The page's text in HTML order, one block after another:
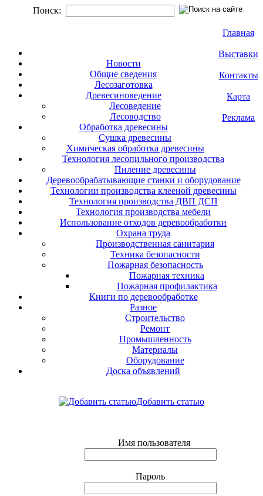
Поиск:
Главная
Выставки
Контакты
Карта
Реклама
Новости
Общие сведения
Лесозаготовка
Древесиноведение
Лесоведение
Лесоводство
Обработка древесины
Сушка древесины
Химическая обработка древесины
Технология лесопильного производства
Пиление древесины
Деревообрабатывающие станки и оборудование
Технологии производства клееной древесины
Технология производства ДВП ДСП
Технология производства мебели
Использование отходов деревообработки
Охрана труда
Производственная санитария
Техника безопасности
Пожарная безопасность
Пожарная техника
Пожарная профилактика
Книги по деревообработке
Разное
Строительство
Ремонт
Промышленность
Материалы
Оборудование
Доска объявлений
Добавить статью
Имя пользователя
Пароль